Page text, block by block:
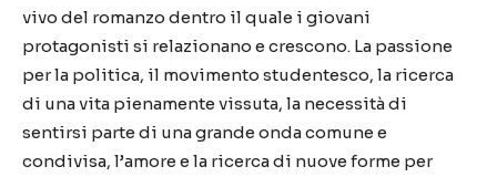
vivo del romanzo dentro il quale i giovani
protagonisti si relazionano e crescono. La passione
per la politica, il movimento studentesco, la ricerca
di una vita pienamente vissuta, la necessità di
sentirsi parte di una grande onda comune e
condivisa, l’amore e la ricerca di nuove forme per